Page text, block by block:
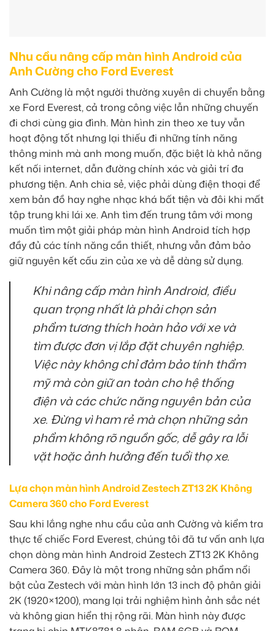
Nhu cầu nâng cấp màn hình Android của
Anh Cường cho Ford Everest
Anh Cường là một người thường xuyên di chuyển bằng
xe Ford Everest, cả trong công việc lẫn những chuyến
đi chơi cùng gia đình. Màn hình zin theo xe tuy vẫn
hoạt động tốt nhưng lại thiếu đi những tính năng
thông minh mà anh mong muốn, đặc biệt là khả năng
kết nối internet, dẫn đường chính xác và giải trí đa
phương tiện. Anh chia sẻ, việc phải dùng điện thoại để
xem bản đồ hay nghe nhạc khá bất tiện và đôi khi mất
tập trung khi lái xe. Anh tìm đến trung tâm với mong
muốn tìm một giải pháp màn hình Android tích hợp
đầy đủ các tính năng cần thiết, nhưng vẫn đảm bảo
giữ nguyên kết cấu zin của xe và dễ dàng sử dụng.
Khi nâng cấp màn hình Android, điều
quan trọng nhất là phải chọn sản
phẩm tương thích hoàn hảo với xe và
tìm được đơn vị lắp đặt chuyên nghiệp.
Việc này không chỉ đảm bảo tính thẩm
mỹ mà còn giữ an toàn cho hệ thống
điện và các chức năng nguyên bản của
xe. Đừng vì ham rẻ mà chọn những sản
phẩm không rõ nguồn gốc, dễ gây ra lỗi
vặt hoặc ảnh hưởng đến tuổi thọ xe.
Lựa chọn màn hình Android Zestech ZT13 2K Không
Camera 360 cho Ford Everest
Sau khi lắng nghe nhu cầu của anh Cường và kiểm tra
thực tế chiếc Ford Everest, chúng tôi đã tư vấn anh lựa
chọn dòng màn hình Android Zestech ZT13 2K Không
Camera 360. Đây là một trong những sản phẩm nổi
bật của Zestech với màn hình lớn 13 inch độ phân giải
2K (1920×1200), mang lại trải nghiệm hình ảnh sắc nét
và không gian hiển thị rộng rãi. Màn hình này được